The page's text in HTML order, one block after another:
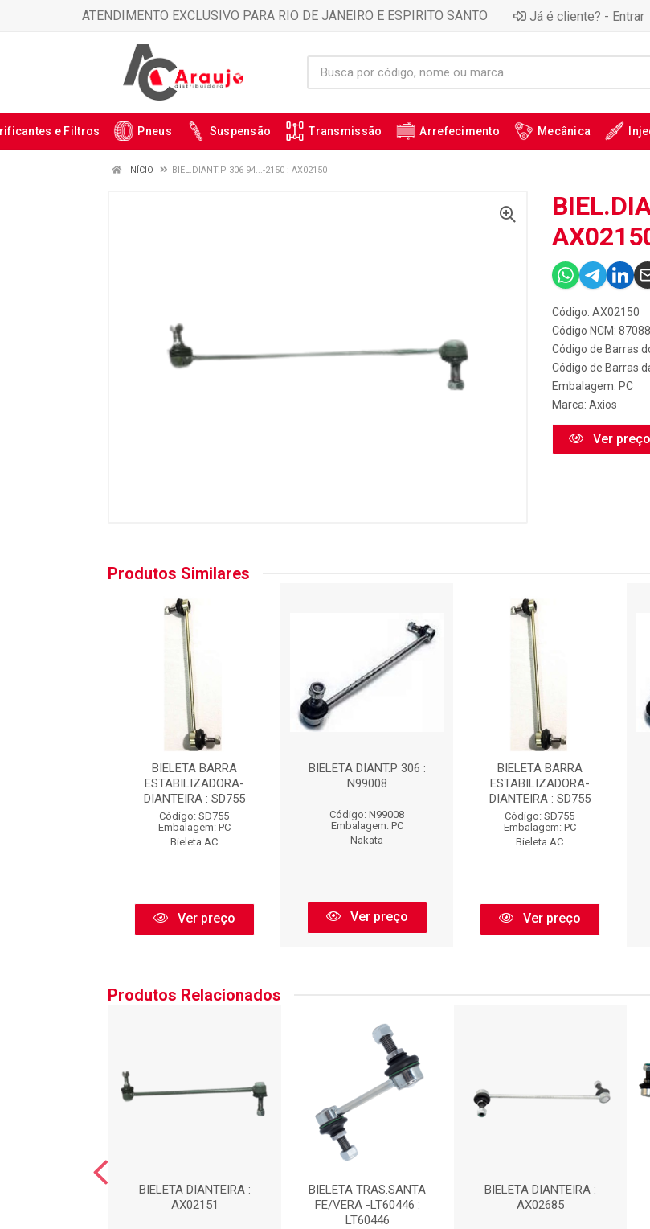
ATENDIMENTO EXCLUSIVO PARA RIO DE JANEIRO E ESPIRITO SANTO Já é cliente? - Entrar
e Filtros Pneus Suspensão Transmissão Arrefecimento Mecânica
INÍCIO BIEL.DIANT.P 306 94...-2150 : AX02150
Código: AX02150
Código NCM:
Código de Barras
Código de Barras
Embalagem: PC
Marca: Axios
Ver preço
Produtos Similares
BIELETA BARRA
ESTABILIZADORA-
DIANTEIRA : SD755
Código: SD755
Embalagem: PC
Bieleta AC
Ver preço
BIELETA DIANT.P 306 :
N99008
Código: N99008
Embalagem: PC
Nakata
Ver preço
BIELETA BARRA
ESTABILIZADORA-
DIANTEIRA : SD755
Código: SD755
Embalagem: PC
Bieleta AC
Ver preço
Produtos Relacionados
BIELETA DIANTEIRA :
AX02151
BIELETA TRAS.SANTA
FE/VERA -LT60446 :
LT60446
BIELETA DIANTEIRA :
AX02685